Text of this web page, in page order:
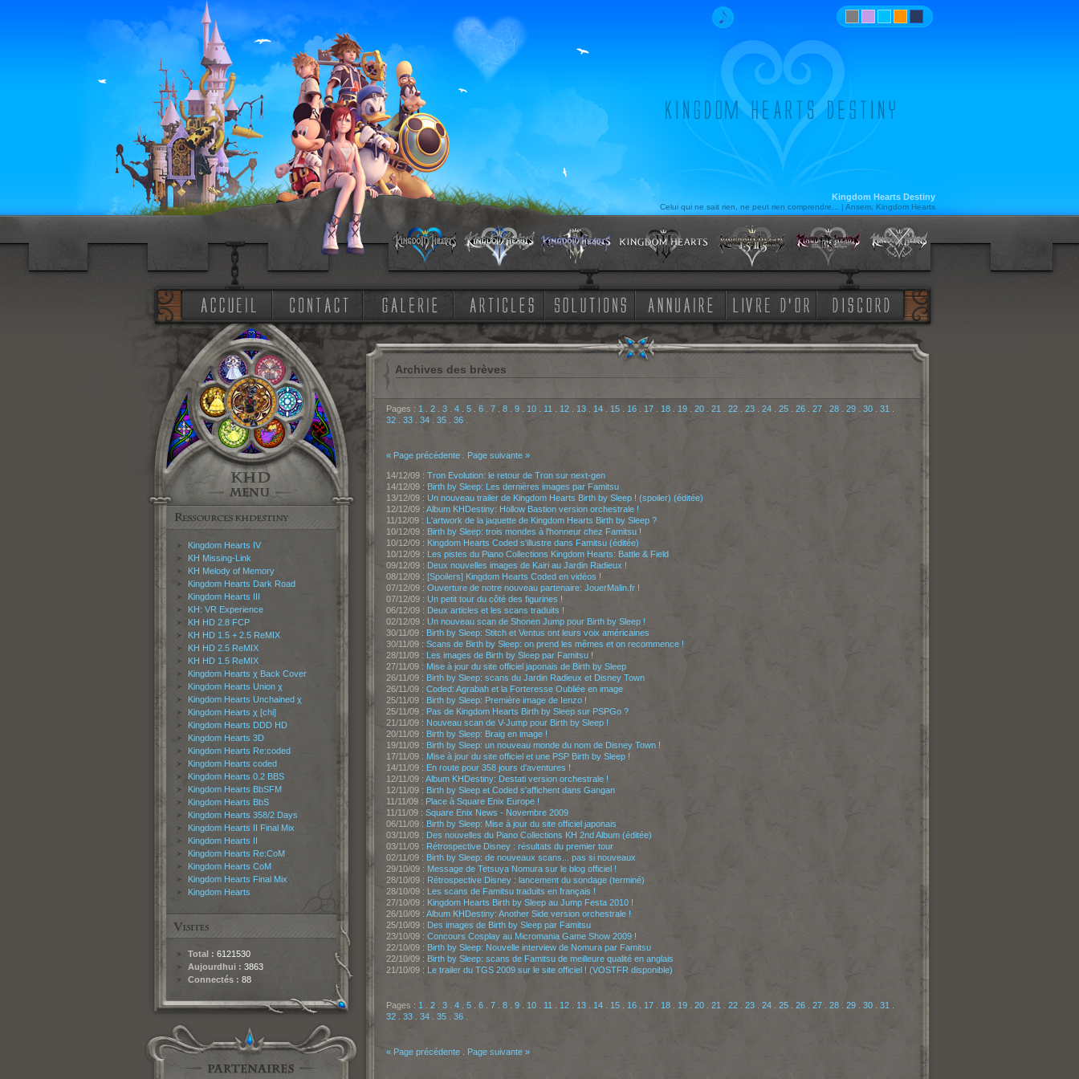
Kingdom Hearts Destiny
Celui qui ne sait rien, ne peut rien comprendre... | Ansem, Kingdom Hearts
Kingdom Hearts IV
KH Missing-Link
KH Melody of Memory
Kingdom Hearts Dark Road
Kingdom Hearts III
KH: VR Experience
KH HD 2.8 FCP
KH HD 1.5 + 2.5 ReMIX
KH HD 2.5 ReMIX
KH HD 1.5 ReMIX
Kingdom Hearts χ Back Cover
Kingdom Hearts Union χ
Kingdom Hearts Unchained χ
Kingdom Hearts χ [chi]
Kingdom Hearts DDD HD
Kingdom Hearts 3D
Kingdom Hearts Re:coded
Kingdom Hearts coded
Kingdom Hearts 0.2 BBS
Kingdom Hearts BbSFM
Kingdom Hearts BbS
Kingdom Hearts 358/2 Days
Kingdom Hearts II Final Mix
Kingdom Hearts II
Kingdom Hearts Re:CoM
Kingdom Hearts CoM
Kingdom Hearts Final Mix
Kingdom Hearts
Total : 6121530
Aujourdhui : 3863
Connectés : 88
Archives des brèves
Pages : 1 2. 3. 4. 5. 6. 7. 8. 9. 10. 11 12. 13. 14. 15. 16. 17. 18. 19. 20. 21 22. 23. 24. 25. 26. 27. 28. 29. 30. 31
32. 33. 34. 35. 36.
« Page précédente. Page suivante »
14/12/09 : Tron Evolution: le retour de Tron sur next-gen
14/12/09 : Birth by Sleep: Les dernières images par Famitsu
13/12/09 : Un nouveau trailer de Kingdom Hearts Birth by Sleep ! (spoiler) (éditée)
12/12/09 : Album KHDestiny: Hollow Bastion version orchestrale !
11/12/09 : L'artwork de la jaquette de Kingdom Hearts Birth by Sleep ?
10/12/09 : Birth by Sleep: trois mondes à l'honneur chez Famitsu !
10/12/09 : Kingdom Hearts Coded s'illustre dans Famitsu (éditée)
10/12/09 : Les pistes du Piano Collections Kingdom Hearts: Battle & Field
09/12/09 : Deux nouvelles images de Kairi au Jardin Radieux !
08/12/09 : [Spoilers] Kingdom Hearts Coded en vidéos !
07/12/09 : Ouverture de notre nouveau partenaire: JouerMalin.fr !
07/12/09 : Un petit tour du côté des figurines !
06/12/09 : Deux articles et les scans traduits !
02/12/09 : Un nouveau scan de Shonen Jump pour Birth by Sleep !
30/11/09 : Birth by Sleep: Stitch et Ventus ont leurs voix américaines
30/11/09 : Scans de Birth by Sleep: on prend les mêmes et on recommence !
28/11/09 : Les images de Birth by Sleep par Famitsu !
27/11/09 : Mise à jour du site officiel japonais de Birth by Sleep
26/11/09 : Birth by Sleep: scans du Jardin Radieux et Disney Town
26/11/09 : Coded: Agrabah et la Forteresse Oubliée en image
25/11/09 : Birth by Sleep: Première image de Ienzo !
25/11/09 : Pas de Kingdom Hearts Birth by Sleep sur PSPGo ?
21/11/09 : Nouveau scan de V-Jump pour Birth by Sleep !
20/11/09 : Birth by Sleep: Braig en image !
19/11/09 : Birth by Sleep: un nouveau monde du nom de Disney Town !
17/11/09 : Mise à jour du site officiel et une PSP Birth by Sleep !
14/11/09 : En route pour 358 jours d'aventures !
12/11/09 : Album KHDestiny: Destati version orchestrale !
12/11/09 : Birth by Sleep et Coded s'affichent dans Gangan
11/11/09 : Place à Square Enix Europe !
11/11/09 : Square Enix News - Novembre 2009
06/11/09 : Birth by Sleep: Mise à jour du site officiel japonais
03/11/09 : Des nouvelles du Piano Collections KH 2nd Album (éditée)
03/11/09 : Rétrospective Disney : résultats du premier tour
02/11/09 : Birth by Sleep: de nouveaux scans... pas si nouveaux
29/10/09 : Message de Tetsuya Nomura sur le blog officiel !
28/10/09 : Rétrospective Disney : lancement du sondage (terminé)
28/10/09 : Les scans de Famitsu traduits en français !
27/10/09 : Kingdom Hearts Birth by Sleep au Jump Festa 2010 !
26/10/09 : Album KHDestiny: Another Side version orchestrale !
25/10/09 : Des images de Birth by Sleep par Famitsu
23/10/09 : Concours Cosplay au Micromania Game Show 2009 !
22/10/09 : Birth by Sleep: Nouvelle interview de Nomura par Famitsu
22/10/09 : Birth by Sleep: scans de Famitsu de meilleure qualité en anglais
21/10/09 : Le trailer du TGS 2009 sur le site officiel ! (VOSTFR disponible)
Pages : 1 2. 3. 4. 5. 6. 7. 8. 9. 10. 11 12. 13. 14. 15. 16. 17. 18. 19. 20. 21 22. 23. 24. 25. 26. 27. 28. 29. 30. 31
32. 33. 34. 35. 36.
« Page précédente. Page suivante »